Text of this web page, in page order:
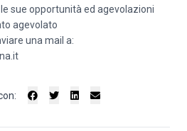
sue opportunità ed agevolazioni
agevolato
una mail a: